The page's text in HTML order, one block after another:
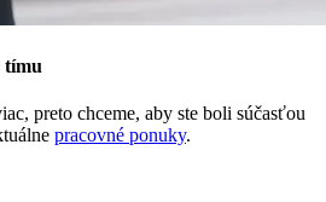
tímu
preto chceme, aby ste boli súčasťou
pracovné ponuky.